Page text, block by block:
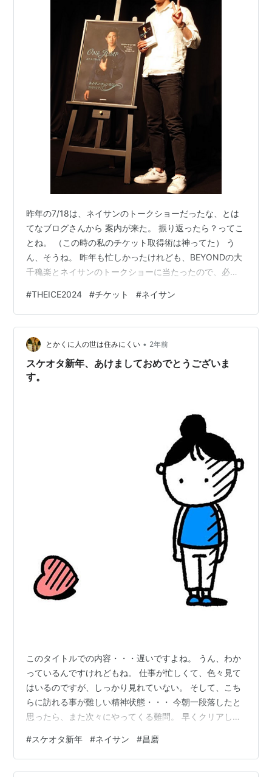
昨年の7/18は、ネイサンのトークショーだったな、とは
てなブログさんから 案内が来た。 振り返ったら？ってこ
とね。 （この時の私のチケット取得術は神ってた） う
ん、そうね。 昨年も忙しかったけれども、BEYONDの大
千穐楽とネイサンのトークショーに当たったので、必死
モードが落ちていく時もあり、 高まる時もある。 落ちて
いる時は、たいてい、仕事がうまくいっていない時だ。
雇われの時代は、趣味に走れば、その時は忘れるのだ
が、一旦経営者側になると、 そうもいかない。 なんだか
ずっと悩んでいる。 しかし昨年は私の最大の推しのネイ
サンと真央ちゃんのイベ…
#THEICE2024 #チケット #ネイサン
とかくに人の世は住みにくい • 2年前
スケオタ新年、あけましておめでとうございま
す。
このタイトルでの内容・・・遅いですよね。 うん、わか
っているんですけれどもね。 仕事が忙しくて、色々見て
はいるのですが、しっかり見れていない。 そして、こち
らに訪れる事が難しい精神状態・・・ 今朝一段落したと
思ったら、また次々にやってくる難問。 早くクリアし
の頃。 そうですね・・・・ＤＯＩはチラ見しました。 た
だ、家人が野球だの、バレーボールなど見ているので、
深夜にチラリと。 そこで、見たのは駿くんのラベンダ
#スケオタ新年 #ネイサン #昌磨